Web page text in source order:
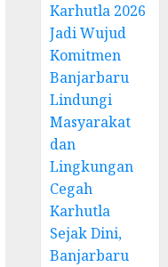
Karhutla 2026
Jadi Wujud
Komitmen
Banjarbaru
Lindungi
Masyarakat
dan
Lingkungan
Cegah
Karhutla
Sejak Dini,
Banjarbaru